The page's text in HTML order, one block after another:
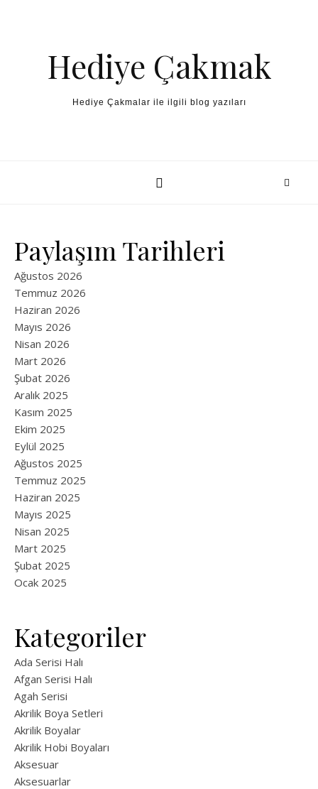
Hediye Çakmak
Hediye Çakmalar ile ilgili blog yazıları
Paylaşım Tarihleri
Ağustos 2026
Temmuz 2026
Haziran 2026
Mayıs 2026
Nisan 2026
Mart 2026
Şubat 2026
Aralık 2025
Kasım 2025
Ekim 2025
Eylül 2025
Ağustos 2025
Temmuz 2025
Haziran 2025
Mayıs 2025
Nisan 2025
Mart 2025
Şubat 2025
Ocak 2025
Kategoriler
Ada Serisi Halı
Afgan Serisi Halı
Agah Serisi
Akrilik Boya Setleri
Akrilik Boyalar
Akrilik Hobi Boyaları
Aksesuar
Aksesuarlar